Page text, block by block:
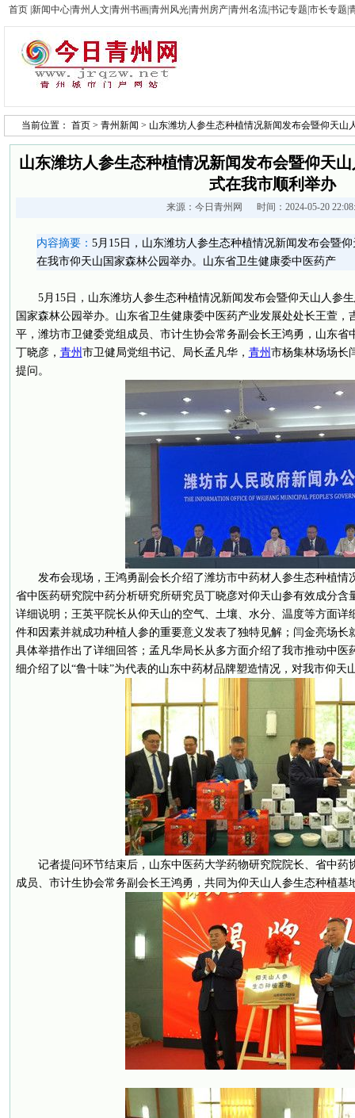
首页 新闻中心青州人文 青州书画青州风光青州房产青州名流书记专题 市长专题
当前位置： 首页 > 青州新闻 > 山东潍坊人参生态种植情况新闻发布会暨仰天山
山东潍坊人参生态种植情况新闻发布会暨仰天
式在我市顺利举办
来源： 今日青州网 时间：2024-05-20
内容摘要： 5月15日，山东潍坊人参生态种植情况新闻发布会暨
在我市仰天山国家森林公园举办。山东省卫生健康委中医药产
5月15日，山东潍坊人参生态种植情况新闻发布会暨仰天山人参
国家森林公园举办。山东省卫生健康委中医药产业发展处处长王萱，
平，潍坊市卫健委党组成员、市计生协会常务副会长王鸿勇，山东省
丁晓彦， 青州 市卫健局党组书记、局长孟凡华， 青州 市杨集林场场长
提问。
发布会现场，王鸿勇副会长介绍了潍坊市中药材人参生态种植情
省中医药研究院中药分析研究所研究员丁晓彦对仰天山参有效成分含
详细说明；王英平院长从仰天山的空气、土壤、水分、温度等方面详
件和因素并就成功种植人参的重要意义发表了独特见解；闫金亮场长
具体举措作出了详细回答；孟凡华局长从多方面介绍了我市推动中医
细介绍了以“鲁十味”为代表的山东中药材品牌塑造情况，对我市仰天
记者提问环节结束后，山东中医药大学药物研究院院长、省中药
成员、市计生协会常务副会长王鸿勇，共同为仰天山人参生态种植基